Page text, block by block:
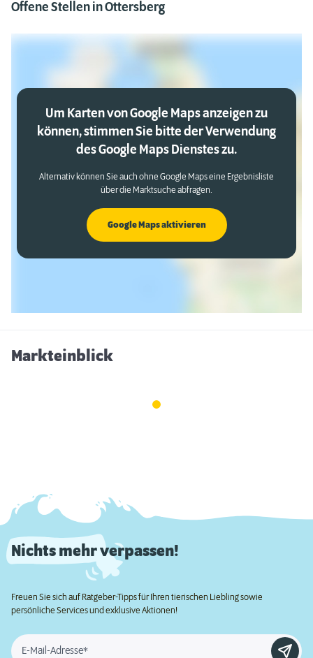
Offene Stellen in Ottersberg
Um Karten von Google Maps anzeigen zu
können, stimmen Sie bitte der Verwendung
des Google Maps Dienstes zu.
Alternativ können Sie auch ohne Google Maps eine Ergebnisliste
über die Marktsuche abfragen.
Google Maps aktivieren
Markteinblick
Nichts mehr verpassen!
Freuen Sie sich auf Ratgeber-Tipps für Ihren tierischen Liebling sowie
persönliche Services und exklusive Aktionen!
E-Mail-Adresse*